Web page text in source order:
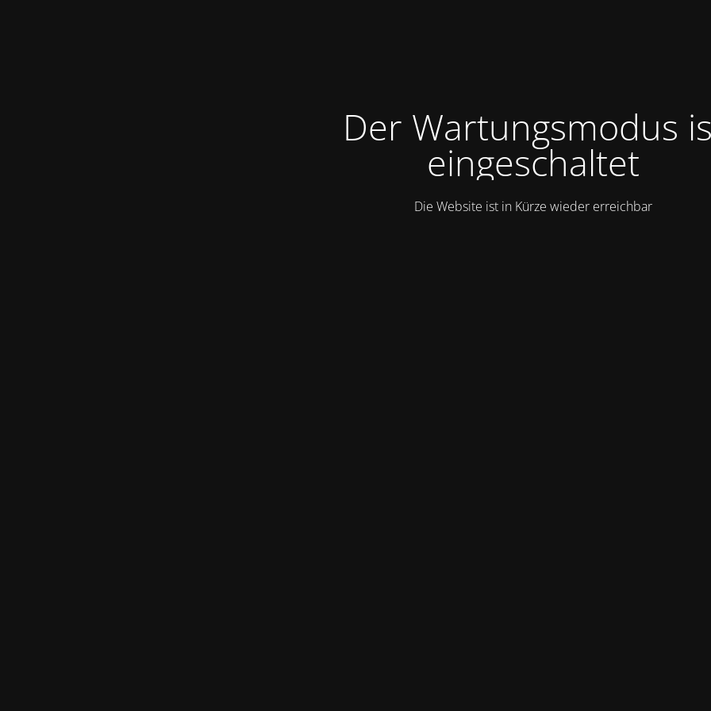
Der Wartungsmodus
eingeschaltet
Die Website ist in Kürze wieder erreichbar